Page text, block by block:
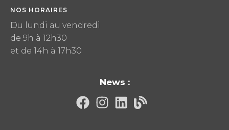
NOS HORAIRES
Du lundi au vendredi
de 9h à 12h30
et de 14h à 17h30
News :